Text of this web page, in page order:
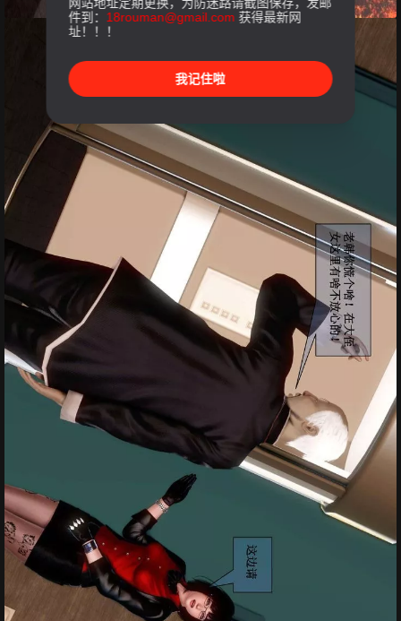
件到： 18rouman@gmail.com 获得最新网
址！！！
我记住啦